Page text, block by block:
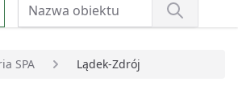
SPA Lądek-Zdrój